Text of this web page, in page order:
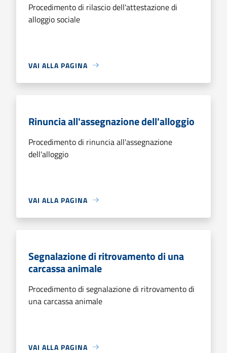
Procedimento di rilascio dell'attestazione di
alloggio sociale
VAI ALLA PAGINA
Rinuncia all'assegnazione dell'alloggio
Procedimento di rinuncia all'assegnazione
dell'alloggio
VAI ALLA PAGINA
Segnalazione di ritrovamento di una
carcassa animale
Procedimento di segnalazione di ritrovamento di
una carcassa animale
VAI ALLA PAGINA